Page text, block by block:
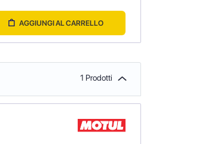
AGGIUNGI AL CARRELLO
1 Prodotti